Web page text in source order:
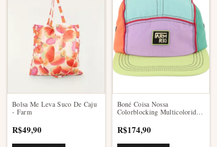
Bolsa Me Leva Suco De Caju
- Farm
R$49,90
Boné Coisa Nossa
Colorblocking Multicolorido -
R$174,90